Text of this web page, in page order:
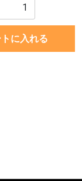
に入れる